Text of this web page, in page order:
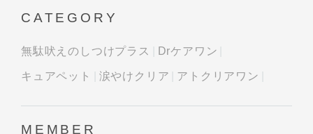
CATEGORY
無駄吠えのしつけプラス Drケアワン
キュアペット 涙やけクリア アトクリアワン
MEMBER